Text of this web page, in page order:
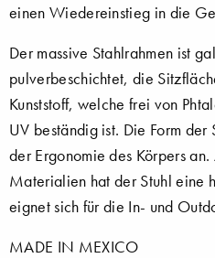
einen Wiedereinstieg in die
Der massive Stahlrahmen ist
pulverbeschichtet, die
Kunststoff, welche frei von
UV beständig ist. Die Form der
der Ergonomie des Körpers
Materialien hat der Stuhl eine
eignet sich für die In- und
MADE IN MEXICO